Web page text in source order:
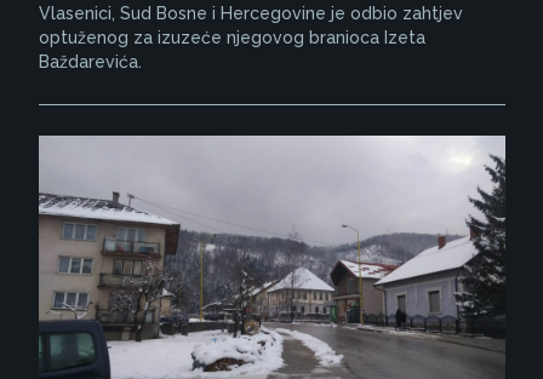
Vlasenici, Sud Bosne i Hercegovine je odbio zahtjev
optuženog za izuzeće njegovog branioca Izeta
Baždarevića.